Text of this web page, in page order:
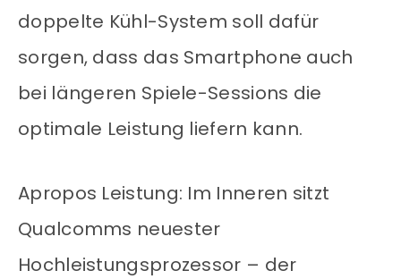
doppelte Kühl-System soll dafür
sorgen, dass das Smartphone auch
bei längeren Spiele-Sessions die
optimale Leistung liefern kann.
Apropos Leistung: Im Inneren sitzt
Qualcomms neuester
Hochleistungsprozessor – der